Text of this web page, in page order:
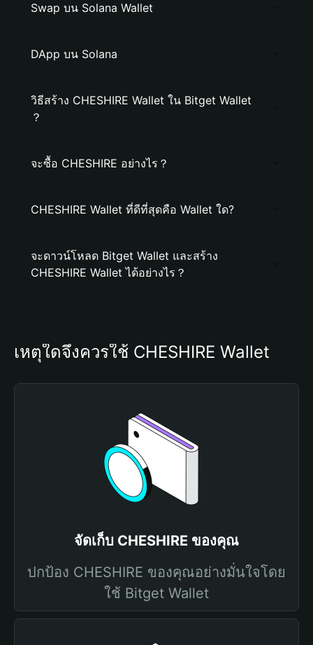
Swap บน Solana Wallet
DApp บน Solana
วิธีสร้าง CHESHIRE Wallet ใน Bitget Wallet
？
จะซื้อ CHESHIRE อย่างไร？
CHESHIRE Wallet ที่ดีที่สุดคือ Wallet ใด?
จะดาวน์โหลด Bitget Wallet และสร้าง
CHESHIRE Wallet ได้อย่างไร？
เหตุใดจึงควรใช้ CHESHIRE Wallet
จัดเก็บ CHESHIRE ของคุณ
ปกป้อง CHESHIRE ของคุณอย่างมั่นใจโดย
ใช้ Bitget Wallet